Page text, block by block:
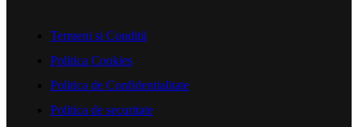
Termeni si Conditii
Politica Cookies
Politica de Confidentialitate
Politica de securitate